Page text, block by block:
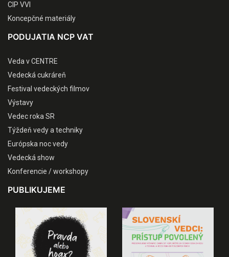
CIP VVI
Koncepčné materiály
PODUJATIA NCP VAT
Veda v CENTRE
Vedecká cukráreň
Festival vedeckých filmov
Výstavy
Vedec roka SR
Týždeň vedy a techniky
Európska noc vedy
Vedecká show
Konferencie / workshopy
PUBLIKUJEME